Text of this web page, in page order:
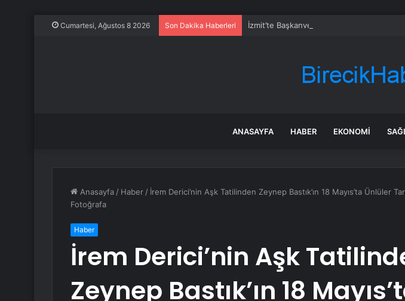
Cumartesi, Ağustos 8 2026 Son Dakika Haberleri İzmit’te Başkanvekili belli oldu
ANASAYFA HABER EKONOMI
Anasayfa / Haber / İrem Derici’nin Aşk Tatilinden Zeynep Bastık’ın 18 Mayıs’ta Ünlüler
Fotoğrafa
Haber
İrem Derici’nin Aşk
Zeynep Bastık’ın 18